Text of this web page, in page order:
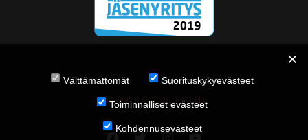
Copyright © 2026 JH Tukku
Välttämättömät Suorituskykyevästeet
Toiminnalliset evästeet
Kohdennusevästeet